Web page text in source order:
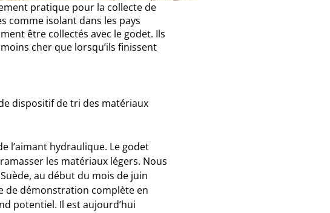
pratique pour la collecte de
comme isolant dans les pays
être collectés avec le godet. Ils
cher que lorsqu’ils finissent
dispositif de tri des matériaux
l’aimant hydraulique. Le godet
les matériaux légers. Nous
au début du mois de juin
de démonstration complète en
potentiel. Il est aujourd’hui